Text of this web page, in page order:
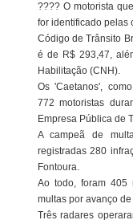
???? O motorista
for identificado pelas
Código de Trânsito
é de R$ 293,47,
Habilitação (CNH).
Os 'Caetanos',
772 motoristas
Empresa Pública de
A campeã de
registradas 280
Fontoura.
Ao todo, foram 405
multas por avanço
Três radares